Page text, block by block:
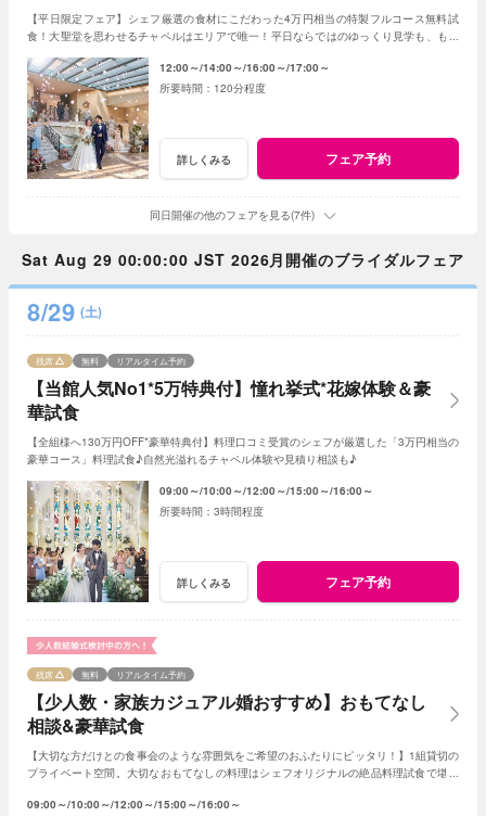
【平日限定フェア】シェフ厳選の食材にこだわった4万円相当の特製フルコース無料試
食！大聖堂を思わせるチャペルはエリアで唯一！平日ならではのゆっくり見学も、もち
12:00～ 14:00～ 16:00～ 17:00～
120分程度
詳しくみる フェア予約
同日開催の他のフェアを見る(7件)
Sat Aug 29 00:00:00 JST 2026月開催のブライダルフェア
8/29 (土)
【当館人気No1*5万特典付】憧れ挙式*花嫁体験＆豪
華試食
残席 無料 リアルタイム予約
【全組様へ130万円OFF*豪華特典付】料理口コミ受賞のシェフが厳選した「3万円相当の
豪華コース」料理試食♪自然光溢れるチャペル体験や見積り相談も♪
09:00～ 10:00～ 12:00～ 15:00～ 16:00～
3時間程度
詳しくみる フェア予約
【少人数・家族カジュアル婚おすすめ】おもてなし
相談&豪華試食
残席 無料 リアルタイム予約
【大切な方だけとの食事会のような雰囲気をご希望のおふたりにピッタリ！】1組貸切の
プライベート空間。大切なおもてなしの料理はシェフオリジナルの絶品料理試食で堪能
09:00～ 10:00～ 12:00～ 15:00～ 16:00～